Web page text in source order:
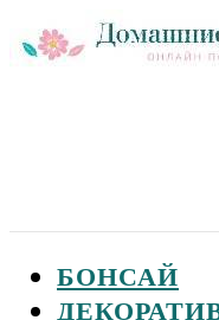
БОНСАЙ